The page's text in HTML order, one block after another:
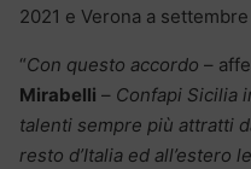
2021 e Verona a settembre
“Con questo accordo –
Mirabelli – Confapi Sicilia
talenti sempre più attratti
resto d’Italia ed all’estero